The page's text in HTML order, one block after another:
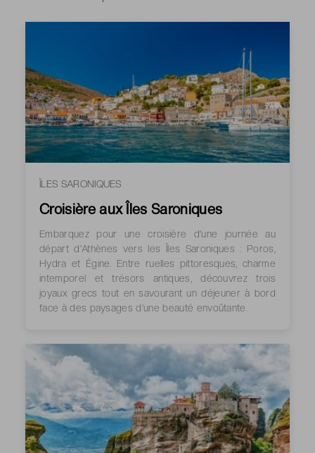
ÎLES SARONIQUES
Croisière aux Îles Saroniques
Embarquez pour une croisière d’une journée au
départ d’Athènes vers les Îles Saroniques : Poros,
Hydra et Égine. Entre ruelles pittoresques, charme
intemporel et trésors antiques, découvrez trois
joyaux grecs tout en savourant un déjeuner à bord
face à des paysages d’une beauté envoûtante.